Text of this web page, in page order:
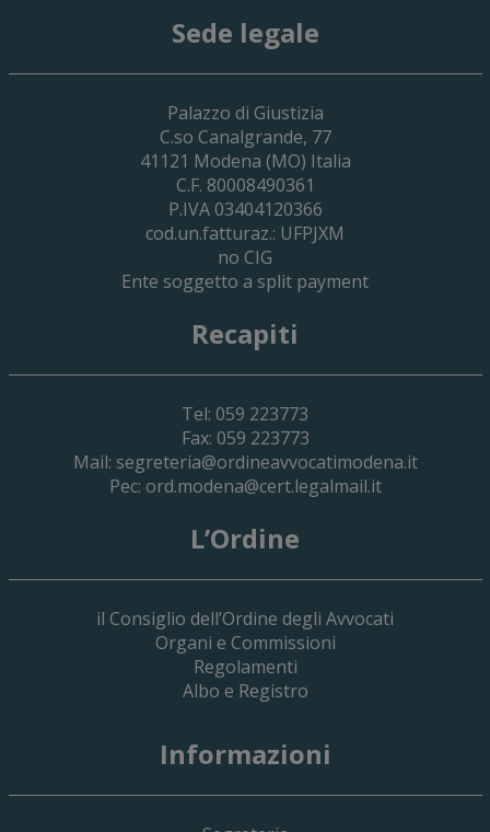
29 Giugno 2026
Cassa Forense – Elezioni Dei Delegati
2030
19 Giugno 2026
Sede legale
Palazzo di Giustizia
C.so Canalgrande, 77
41121 Modena (MO) Italia
C.F. 80008490361
P.IVA 03404120366
cod.un.fatturaz.: UFPJXM
no CIG
Ente soggetto a split payment
Recapiti
Tel: 059 223773
Fax: 059 223773
Mail: segreteria@ordineavvocatimodena.it
Pec: ord.modena@cert.legalmail.it
L’Ordine
il Consiglio dell’Ordine degli Avvocati
Organi e Commissioni
Regolamenti
Albo e Registro
Informazioni